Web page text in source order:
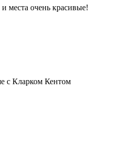
места очень красивые!
с Кларком Кентом